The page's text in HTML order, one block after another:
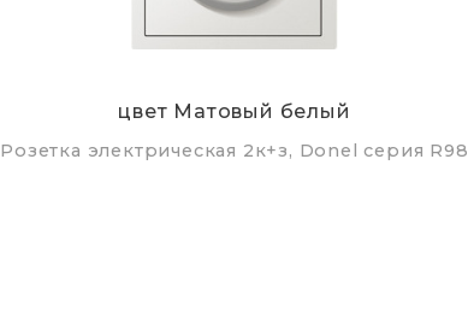
цвет Матовый белый
Розетка электрическая 2к+з, Donel серия R98